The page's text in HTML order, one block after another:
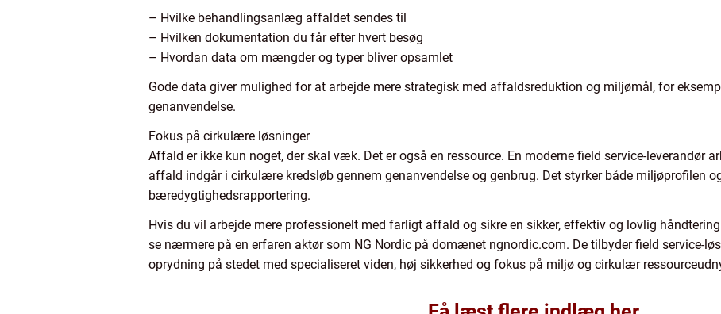
– Hvilke behandlingsanlæg affaldet sendes til
– Hvilken dokumentation du får efter hvert besøg
– Hvordan data om mængder og typer bliver opsamlet
Gode data giver mulighed for at arbejde mere strategisk med affaldsreduktion og miljømål, for
genanvendelse.
Fokus på cirkulære løsninger
Affald er ikke kun noget, der skal væk. Det er også en ressource. En moderne field service-leverandør
affald indgår i cirkulære kredsløb gennem genanvendelse og genbrug. Det styrker både miljøprofilen
bæredygtighedsrapportering.
Hvis du vil arbejde mere professionelt med farligt affald og sikre en sikker, effektiv og lovlig
se nærmere på en erfaren aktør som NG Nordic på domænet ngnordic.com. De tilbyder field service-
oprydning på stedet med specialiseret viden, høj sikkerhed og fokus på miljø og cirkulær